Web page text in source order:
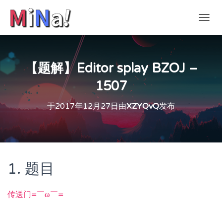
换
【题解】Editor splay BZOJ –
1507
于2017年12月27日由XZYQvQ发布
1. 题目
传送门=￣ω￣=